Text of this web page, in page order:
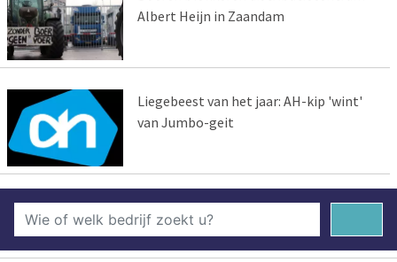
Albert Heijn in Zaandam
Liegebeest van het jaar: AH-kip 'wint'
van Jumbo-geit